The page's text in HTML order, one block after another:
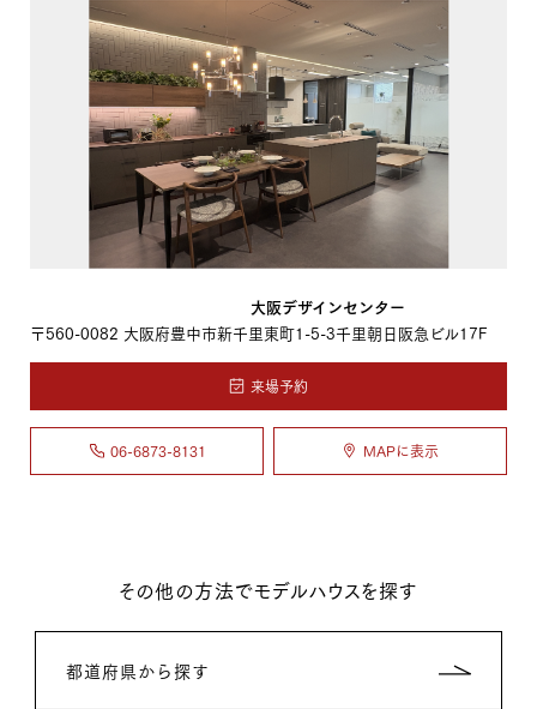
大阪デザインセンター
〒560-0082 大阪府豊中市新千里東町1-5-3千里朝日阪急ビル17F
来場予約
06-6873-8131 MAPに表示
その他の方法でモデルハウスを探す
都道府県から探す